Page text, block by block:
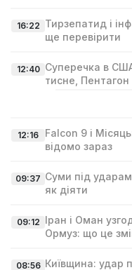
16:22 Тирзепатид і
ще перевірити
12:40 Суперечка в
тисне,
12:16
Falcon 9 і
відомо зараз
09:37 Суми під
як діяти
09:12 Іран і Оман
Ормуз: що це
08:56 Київщина: удар